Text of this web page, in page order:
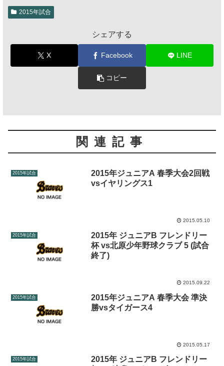
2015年試合
シェアする
X Facebook LINE
コピー
関連記事
2015年試合
2015年ジュニアA 春季大会2回戦
vsイヤリングス1
2015.05.10
2015年試合
2015年 ジュニアB フレンドリー
杯 vs北原少年野球クラブ 5 (試合
終了)
2015.09.22
2015年試合
2015年ジュニアA 春季大会 準決
勝vsタイガース4
2015.05.17
2015年試合
2015年 ジュニアB フレンドリー